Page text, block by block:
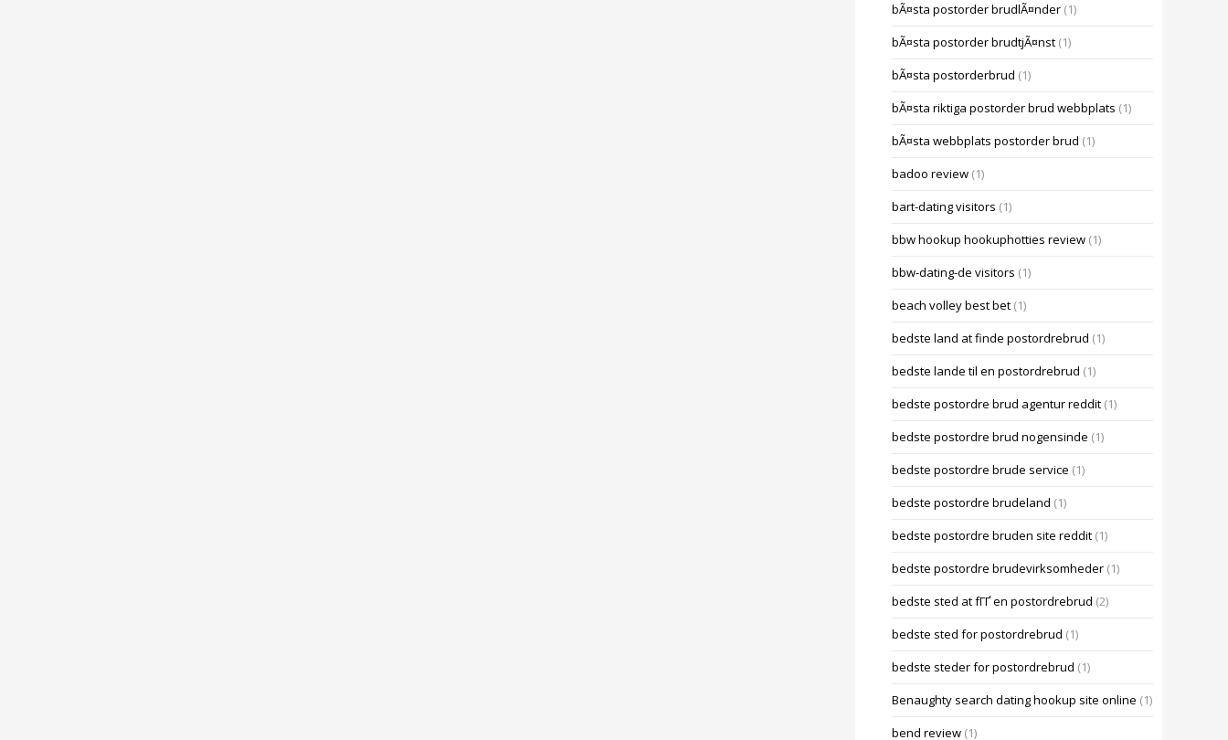
bÃ¤sta postorder brudlÃ¤nder (1)
bÃ¤sta postorder brudtjÃ¤nst (1)
bÃ¤sta postorderbrud (1)
bÃ¤sta riktiga postorder brud webbplats (1)
bÃ¤sta webbplats postorder brud (1)
badoo review (1)
bart-dating visitors (1)
bbw hookup hookuphotties review (1)
bbw-dating-de visitors (1)
beach volley best bet (1)
bedste land at finde postordrebrud (1)
bedste lande til en postordrebrud (1)
bedste postordre brud agentur reddit (1)
bedste postordre brud nogensinde (1)
bedste postordre brude service (1)
bedste postordre brudeland (1)
bedste postordre bruden site reddit (1)
bedste postordre brudevirksomheder (1)
bedste sted at fГҐ en postordrebrud (2)
bedste sted for postordrebrud (1)
bedste steder for postordrebrud (1)
Benaughty search dating hookup site online (1)
bend review (1)